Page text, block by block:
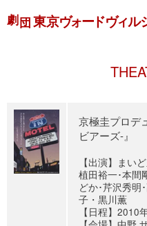
京極圭プロデ
ビアーズ-』
【出演】まい
植田裕一･本間
どか･芹沢秀明
子・黒川薫
【日程】2010